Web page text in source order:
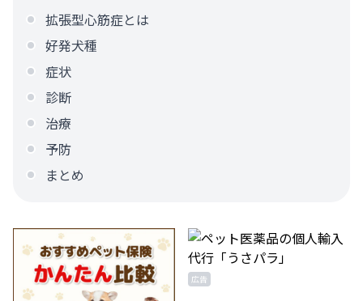
拡張型心筋症とは
好発犬種
症状
診断
治療
予防
まとめ
広告